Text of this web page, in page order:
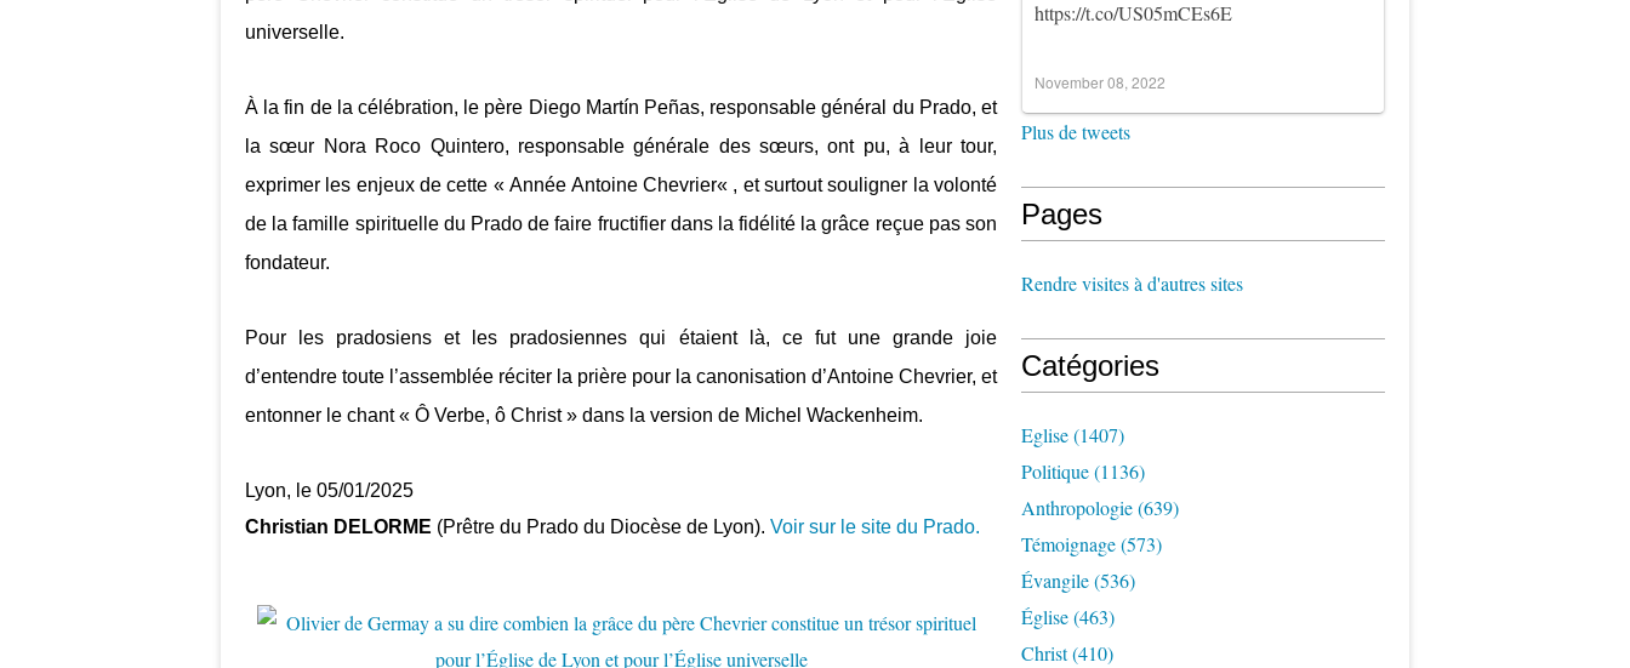
universelle.
À la fin de la célébration, le père Diego Martín Peñas, responsable général du Prado, et
la sœur Nora Roco Quintero, responsable générale des sœurs, ont pu, à leur tour,
exprimer les enjeux de cette « Année Antoine Chevrier« , et surtout souligner la volonté
de la famille spirituelle du Prado de faire fructifier dans la fidélité la grâce reçue pas son
fondateur.
Pour les pradosiens et les pradosiennes qui étaient là, ce fut une grande joie
d’entendre toute l’assemblée réciter la prière pour la canonisation d’Antoine Chevrier, et
entonner le chant « Ô Verbe, ô Christ » dans la version de Michel Wackenheim.
Lyon, le 05/01/2025
Christian DELORME (Prêtre du Prado du Diocèse de Lyon). Voir sur le site du Prado.
https://t.co/US05mCEs6E
November 08, 2022
Plus de tweets
Pages
Rendre visites à d'autres sites
Catégories
Eglise(1407)
Politique(1136)
Anthropologie(639)
Témoignage(573)
Évangile(536)
Église(463)
Christ(410)